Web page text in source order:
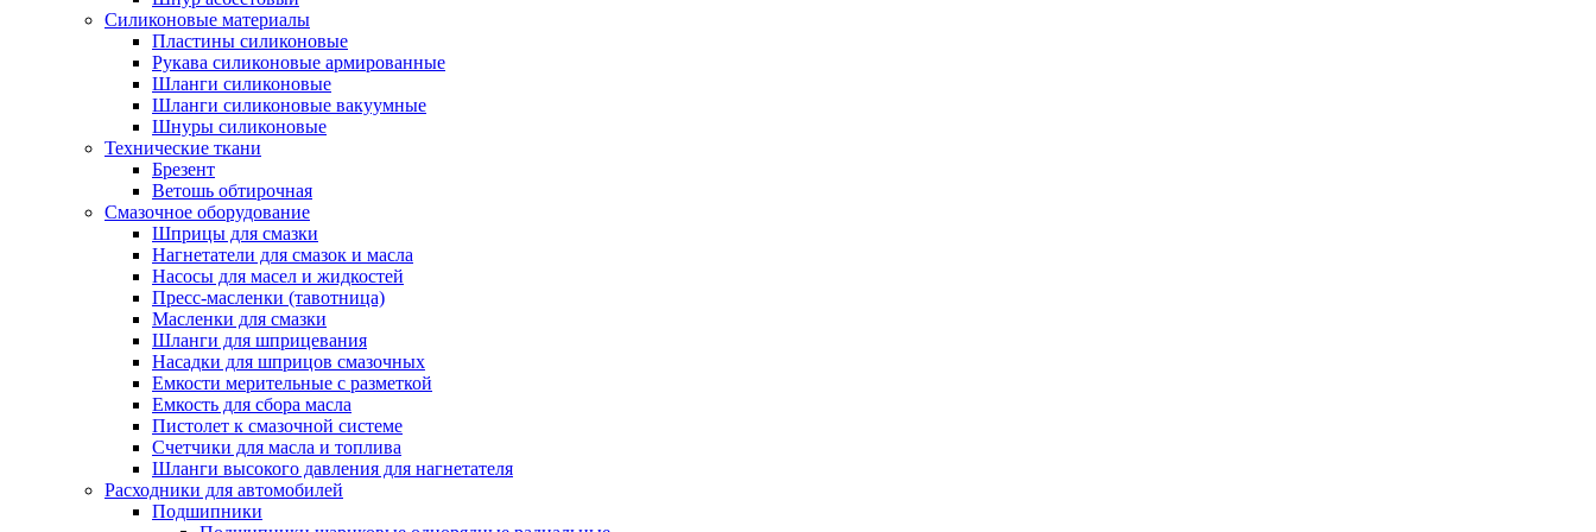
Силиконовые материалы
Пластины силиконовые
Рукава силиконовые армированные
Шланги силиконовые
Шланги силиконовые вакуумные
Шнуры силиконовые
Технические ткани
Брезент
Ветошь обтирочная
Смазочное оборудование
Шприцы для смазки
Нагнетатели для смазок и масла
Насосы для масел и жидкостей
Пресс-масленки (тавотница)
Масленки для смазки
Шланги для шприцевания
Насадки для шприцов смазочных
Емкости мерительные с разметкой
Емкость для сбора масла
Пистолет к смазочной системе
Счетчики для масла и топлива
Шланги высокого давления для нагнетателя
Расходники для автомобилей
Подшипники